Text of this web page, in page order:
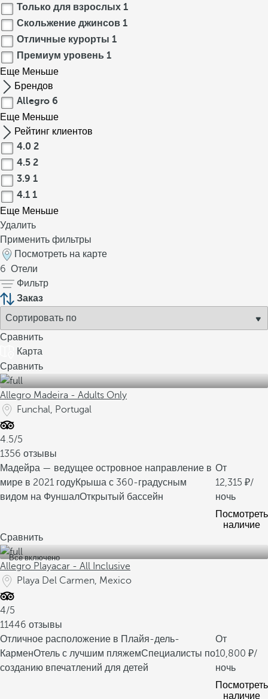
Только для взрослых 1
Скольжение джинсов 1
Отличные курорты 1
Премиум уровень 1
Еще Меньше
Брендов
Allegro 6
Еще Меньше
Рейтинг клиентов
4.0 2
4.5 2
3.9 1
4.1 1
Еще Меньше
Удалить
Применить фильтры
Посмотреть на карте
6 Отели
Фильтр
Заказ
Сравнить
Карта
Сравнить
Allegro Madeira - Adults Only
Funchal, Portugal
4.5/5
1356 отзывы
Мадейра — ведущее островное направление в
мире в 2021 годуКрыша с 360-градусным
видом на ФуншалОткрытый бассейн
От
12,315
/
ночь
Посмотреть
наличие
Сравнить
Все включено
Allegro Playacar - All Inclusive
Playa Del Carmen, Mexico
4/5
11446 отзывы
Отличное расположение в Плайя-дель-
КарменОтель с лучшим пляжемСпециалисты по
созданию впечатлений для детей
От
10,800
/
ночь
Посмотреть
наличие